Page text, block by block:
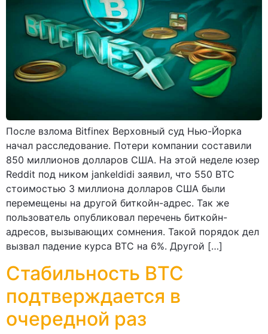
После взлома Bitfinex Верховный суд Нью-Йорка
начал расследование. Потери компании составили
850 миллионов долларов США. На этой неделе юзер
Reddit под ником jankeldidi заявил, что 550 ВТС
стоимостью 3 миллиона долларов США были
перемещены на другой биткойн-адрес. Так же
пользователь опубликовал перечень биткойн-
адресов, вызывающих сомнения. Такой порядок дел
вызвал падение курса ВТС на 6%. Другой […]
Стабильность ВТС
подтверждается в
очередной раз